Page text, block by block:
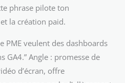
phrase pilote ton
la création paid.
PME veulent des dashboards
GA4.” Angle : promesse de
d’écran, offre